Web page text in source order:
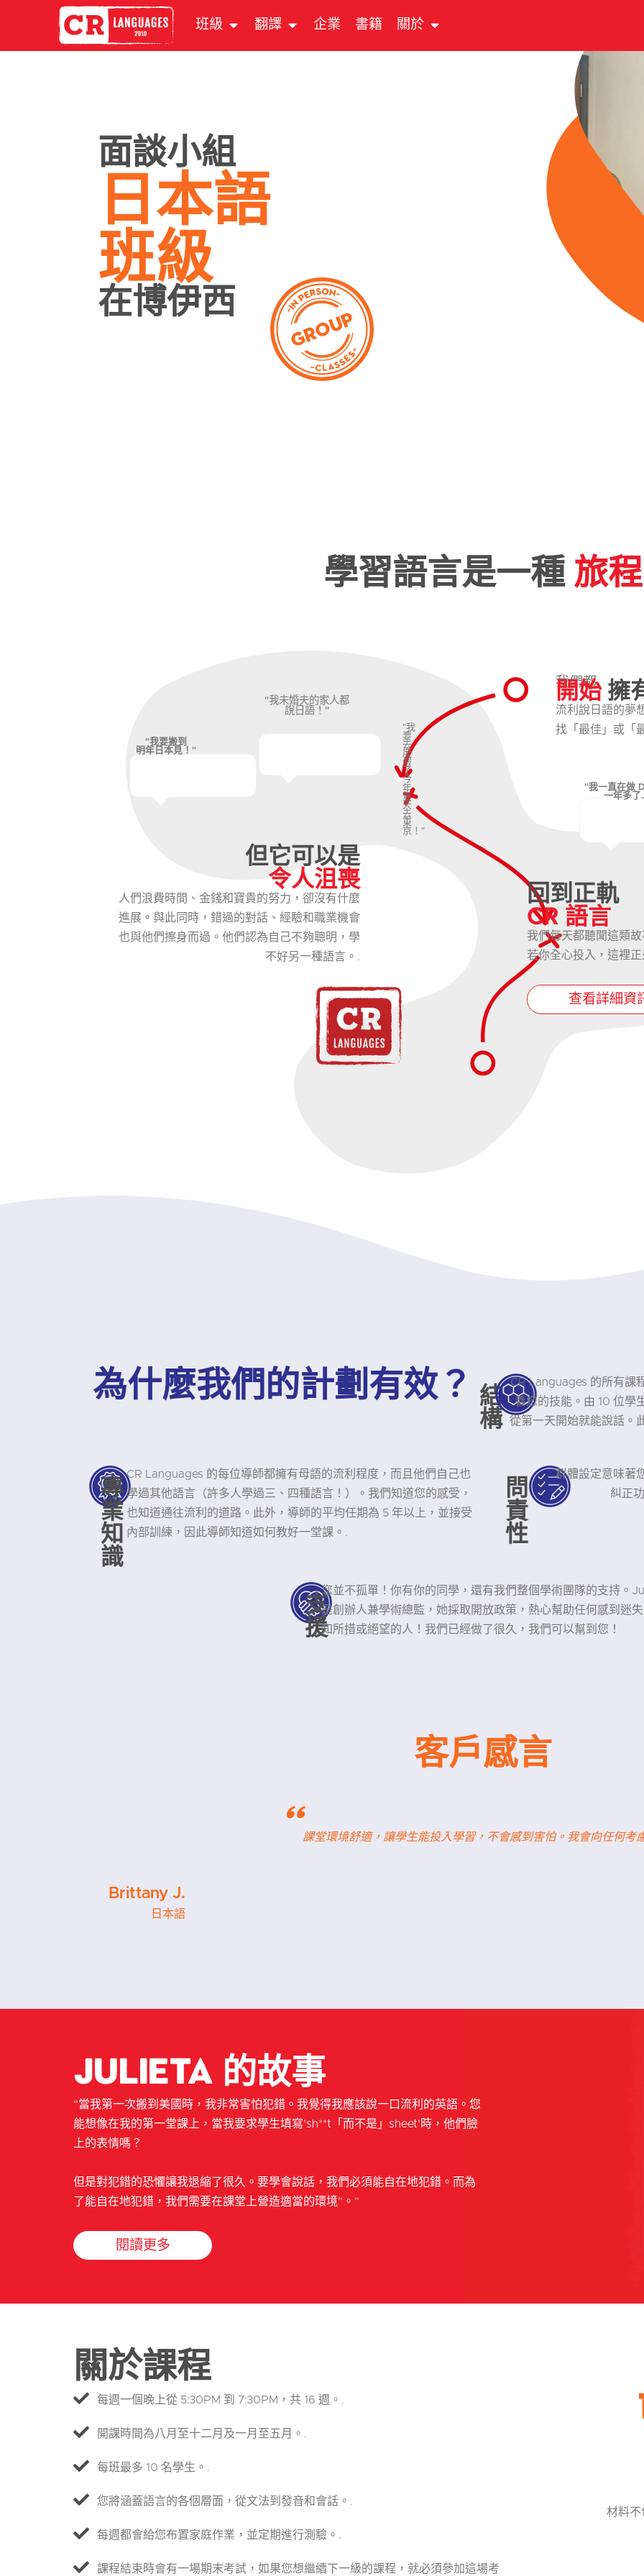
班級 翻譯 企業 書籍 關於
面談小組
日本語
班級
在博伊西
學習語言是一種 旅程
"我要搬到
明年日本見！"
"我未婚夫的家人都
說日語！"
"我
要
去
度
假
了
今
年
夏
天
去
東
京！"
但它可以是
令人沮喪
人們浪費時間、金錢和寶貴的努力，卻沒有什麼
進展。與此同時，錯過的對話、經驗和職業機會
也與他們擦身而過。他們認為自己不夠聰明，學
不好另一種語言。.
我們都
開始擁
流利說日語的夢
找「最佳」或「
"我一直在做
一年多了
回到正軌
CR 語言
我們每天都聽聞這類
若你全心投入，這裡
查看詳細資
為什麼我們的計劃有效？ 結
構
CR Languages 的所有課
養您的技能。由 10 位學
從第一天開始就能說話。
專
業
知
識
CR Languages 的每位導師都擁有母語的流利程度，而且他們自己也
學過其他語言（許多人學過三、四種語言！）。我們知道您的感受，
也知道通往流利的道路。此外，導師的平均任期為 5 年以上，並接受
內部訓練，因此導師知道如何教好一堂課。.
問
責
性
群體設定意味著
糾正
支
援
您並不孤單！你有你的同學，還有我們整個學術團隊的支持。
是創辦人兼學術總監，她採取開放政策，熱心幫助任何感到迷
知所措或絕望的人！我們已經做了很久，我們可以幫到您！
客戶感言
" 課堂環境舒適，讓學生能投入學習，不會感到害怕。我會向任何考
Brittany J.
日本語
Julieta 的故事
“當我第一次搬到美國時，我非常害怕犯錯。我覺得我應該說一口流利的英語。您
能想像在我的第一堂課上，當我要求學生填寫'sh**t「而不是」sheet'時，他們臉
上的表情嗎？
但是對犯錯的恐懼讓我退縮了很久。要學會說話，我們必須能自在地犯錯。而為
了能自在地犯錯，我們需要在課堂上營造適當的環境”。”
閱讀更多
關於課程
每週一個晚上從 5:30PM 到 7:30PM，共 16 週。.
開課時間為八月至十二月及一月至五月。.
每班最多 10 名學生。.
您將涵蓋語言的各個層面，從文法到發音和會話。.
每週都會給您布置家庭作業，並定期進行測驗。.
課程結束時會有一場期末考試，如果您想繼續下一級的課程，就必須參加這場考
材料